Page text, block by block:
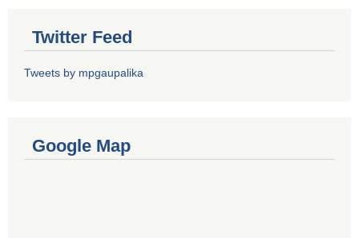
Twitter Feed
Tweets by mpgaupalika
Google Map